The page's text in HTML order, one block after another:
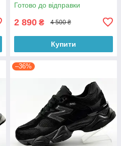
Готово до відправки
2 890 ₴ 4 500 ₴
Купити
–36%